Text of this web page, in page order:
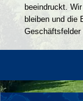
beeindruckt.
bleiben und die
Geschäftsfelder